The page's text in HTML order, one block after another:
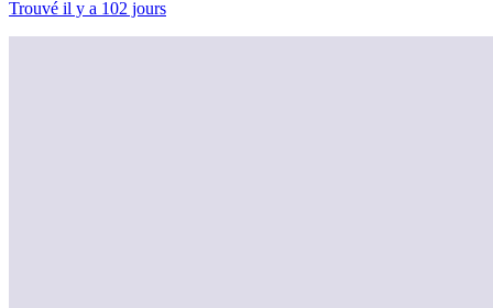
Trouvé il y a 102 jours